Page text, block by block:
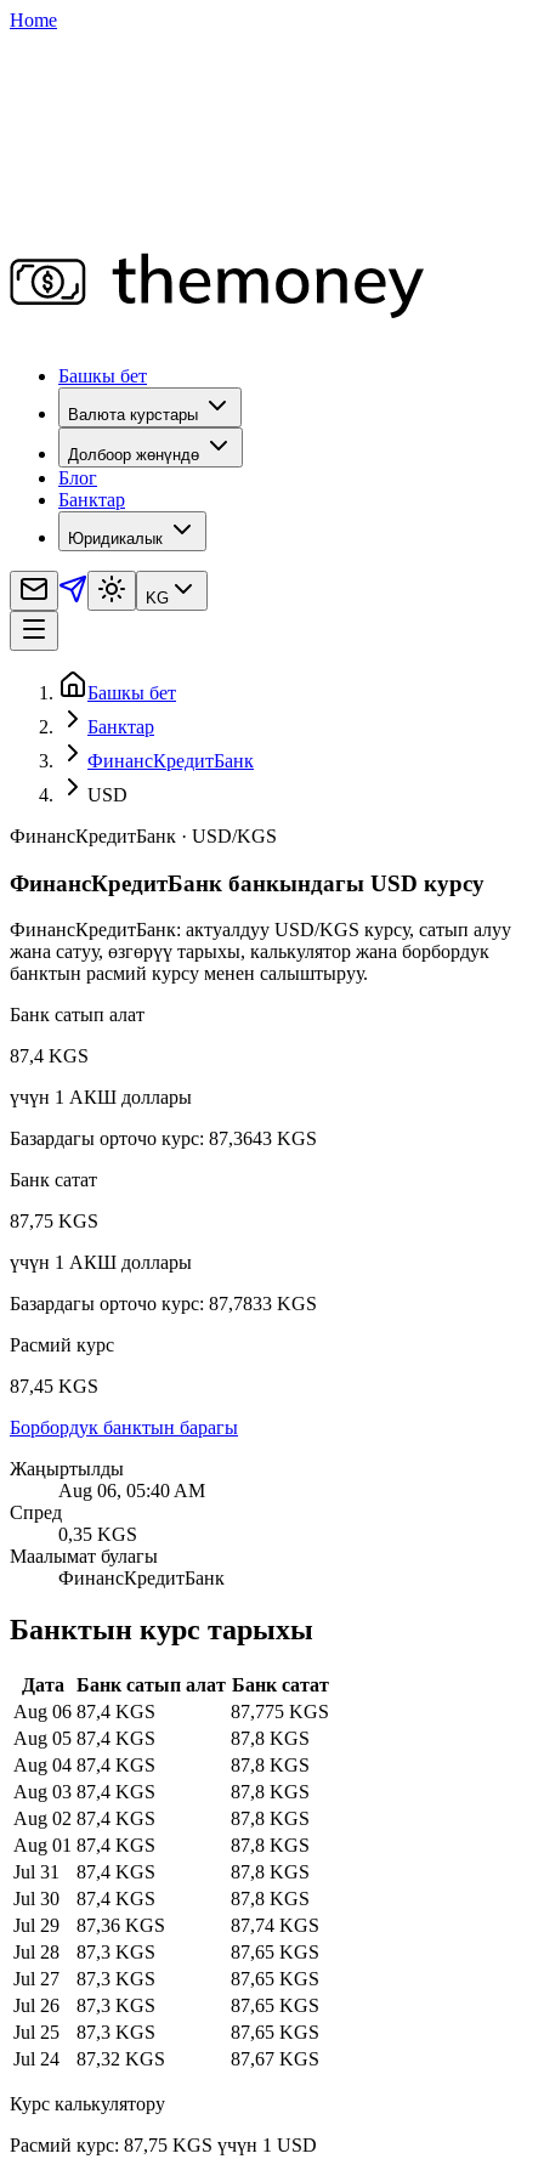
Home
Башкы бет
Валюта курстары
Долбоор жөнүндө
Блог
Банктар
Юридикалык
KG
Башкы бет
Банктар
ФинансКредитБанк
USD
ФинансКредитБанк · USD/KGS
ФинансКредитБанк банкындагы USD курсу
ФинансКредитБанк: актуалдуу USD/KGS курсу, сатып алуу
жана сатуу, өзгөрүү тарыхы, калькулятор жана борбордук
банктын расмий курсу менен салыштыруу.
Банк сатып алат
87,4 KGS
үчүн 1 АКШ доллары
Базардагы орточо курс: 87,3643 KGS
Банк сатат
87,75 KGS
үчүн 1 АКШ доллары
Базардагы орточо курс: 87,7833 KGS
Расмий курс
87,45 KGS
Борбордук банктын барагы
Жаңыртылды
Aug 06, 05:40 AM
Спред
0,35 KGS
Маалымат булагы
ФинансКредитБанк
Банктын курс тарыхы
Дата Банк сатып алат Банк сатат
Aug 06 87,4 KGS
87,775 KGS
Aug 05 87,4 KGS
87,8 KGS
Aug 04 87,4 KGS
87,8 KGS
Aug 03 87,4 KGS
87,8 KGS
Aug 02 87,4 KGS
87,8 KGS
Aug 01 87,4 KGS
87,8 KGS
Jul 31
87,4 KGS
87,8 KGS
Jul 30
87,4 KGS
87,8 KGS
Jul 29
87,36 KGS
87,74 KGS
Jul 28
87,3 KGS
87,65 KGS
Jul 27
87,3 KGS
87,65 KGS
Jul 26
87,3 KGS
87,65 KGS
Jul 25
87,3 KGS
87,65 KGS
Jul 24
87,32 KGS 87,67 KGS
Курс калькулятору
Расмий курс: 87,75 KGS үчүн 1 USD